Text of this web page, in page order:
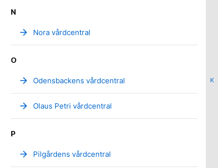
K
N
arrow_forward Nora vårdcentral
O
arrow_forward Odensbackens vårdcentral
arrow_forward Olaus Petri vårdcentral
P
arrow_forward Pilgårdens vårdcentral